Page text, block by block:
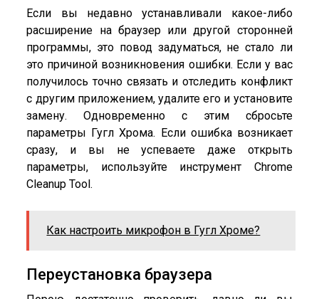
Если вы недавно устанавливали какое-либо
расширение на браузер или другой сторонней
программы, это повод задуматься, не стало ли
это причиной возникновения ошибки. Если у вас
получилось точно связать и отследить конфликт
с другим приложением, удалите его и установите
замену. Одновременно с этим сбросьте
параметры Гугл Хрома. Если ошибка возникает
сразу, и вы не успеваете даже открыть
параметры, используйте инструмент Chrome
Cleanup Tool.
Как настроить микрофон в Гугл Хроме?
Переустановка браузера